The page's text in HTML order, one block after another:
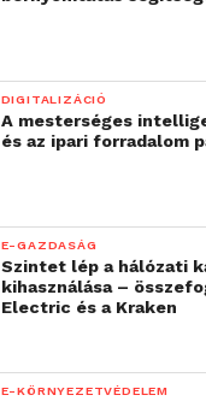
DIGITALIZÁCIÓ
A mesterséges
és az ipari forradalom
E-GAZDASÁG
Szintet lép a hálózati
kihasználása –
Electric és a Kraken
E-KÖRNYEZETVÉDELEM